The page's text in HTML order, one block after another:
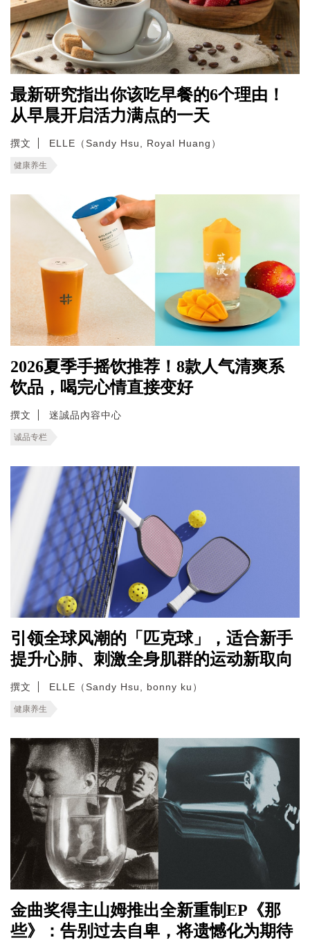
最新研究指出你该吃早餐的6个理由！
从早晨开启活力满点的一天
撰文 ELLE（Sandy Hsu, Royal Huang）
健康养生
2026夏季手摇饮推荐！8款人气清爽系
饮品，喝完心情直接变好
撰文 迷誠品內容中心
诚品专栏
引领全球风潮的「匹克球」，适合新手
提升心肺、刺激全身肌群的运动新取向
撰文 ELLE（Sandy Hsu, bonny ku）
健康养生
金曲奖得主山姆推出全新重制EP《那
些》：告别过去自卑，将遗憾化为期待